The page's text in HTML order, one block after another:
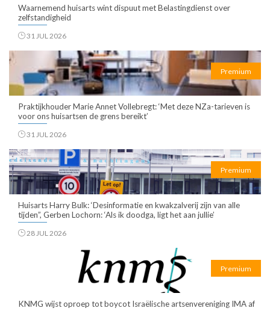
Waarnemend huisarts wint dispuut met Belastingdienst over
zelfstandigheid
31 JUL 2026
Premium
Praktijkhouder Marie Annet Vollebregt: ‘Met deze NZa-tarieven is
voor ons huisartsen de grens bereikt’
31 JUL 2026
Premium
Huisarts Harry Bulk: ‘Desinformatie en kwakzalverij zijn van alle
tijden”, Gerben Lochorn: ‘Als ik doodga, ligt het aan jullie’
28 JUL 2026
Premium
KNMG wijst oproep tot boycot Israëlische artsenvereniging IMA af